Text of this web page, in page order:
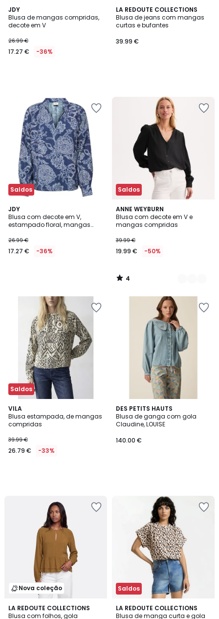
JDY
Blusa de mangas compridas,
decote em V
26.99 €
17.27 € -36%
LA REDOUTE COLLECTIONS
Blusa de jeans com mangas
curtas e bufantes
39.99 €
Saldos
JDY
Blusa com decote em V,
estampado floral, mangas
26.99 €
17.27 € -36%
Saldos
ANNE WEYBURN
Blusa com decote em V e
mangas compridas
39.99 €
19.99 € -50%
4
/
5
2
Cores
4
/
Saldos
VILA
Blusa estampada, de mangas
compridas
39.99 €
26.79 € -33%
DES PETITS HAUTS
Blusa de ganga com gola
Claudine, LOUISE
140.00 €
Nova coleção
LA REDOUTE COLLECTIONS
Blusa com folhos, gola
Saldos
LA REDOUTE COLLECTIONS
Blusa de manga curta e gola
3
/